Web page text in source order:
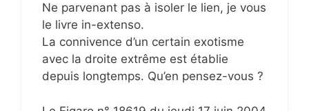
Ne parvenant pas à isoler le lien, je vous
le livre in-extenso.
La connivence d’un certain exotisme
avec la droite extrême est établie
depuis longtemps. Qu’en pensez-vous ?